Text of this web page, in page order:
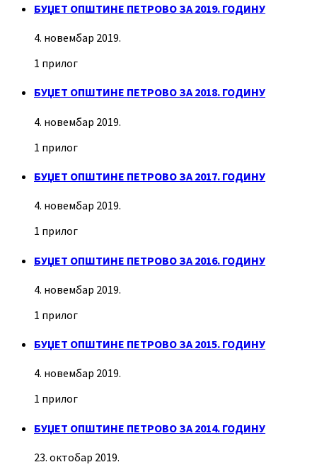
БУЏЕТ ОПШТИНЕ ПЕТРОВО ЗА 2019. ГОДИНУ
4. новембар 2019.
1 прилог
БУЏЕТ ОПШТИНЕ ПЕТРОВО ЗА 2018. ГОДИНУ
4. новембар 2019.
1 прилог
БУЏЕТ ОПШТИНЕ ПЕТРОВО ЗА 2017. ГОДИНУ
4. новембар 2019.
1 прилог
БУЏЕТ ОПШТИНЕ ПЕТРОВО ЗА 2016. ГОДИНУ
4. новембар 2019.
1 прилог
БУЏЕТ ОПШТИНЕ ПЕТРОВО ЗА 2015. ГОДИНУ
4. новембар 2019.
1 прилог
БУЏЕТ ОПШТИНЕ ПЕТРОВО ЗА 2014. ГОДИНУ
23. октобар 2019.